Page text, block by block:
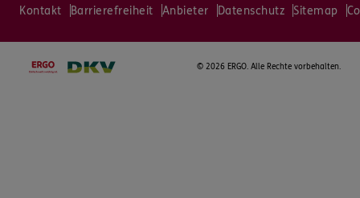
Kontakt Barrierefreiheit Anbieter Datenschutz Sitemap
© 2026 ERGO. Alle Rechte vorbehalten.